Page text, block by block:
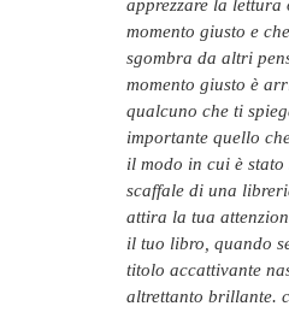
apprezzare la
momento giusto e
sgombra da altri
momento giusto è
qualcuno che ti
importante quello
il modo in cui è
scaffale di una
attira la tua
il tuo libro, quando
titolo accattivante
altrettanto brillante.